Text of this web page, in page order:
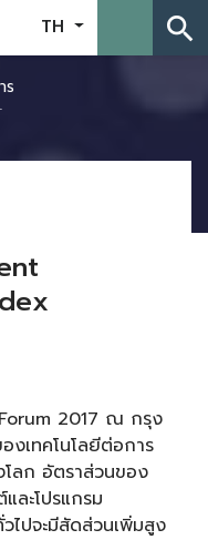
TH search
ร
2017 ณ กรุง
เทคโนโลยีต่อการ
โลก อัตราส่วนของ
ละโปรแกรม
ไปจะมีสัดส่วนเพิ่มสูง